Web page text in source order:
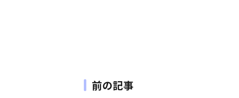
前の記事